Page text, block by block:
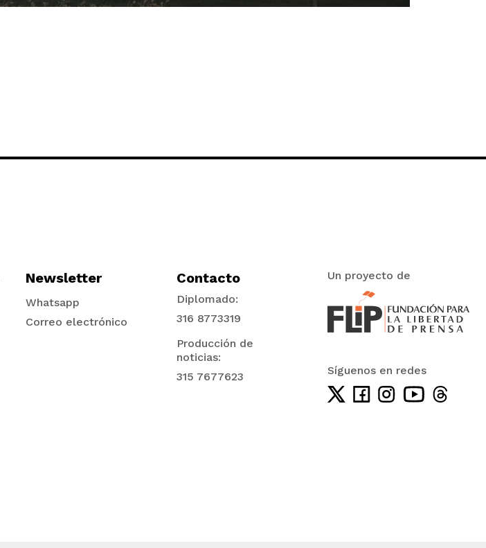
Newsletter
Whatsapp
Correo electrónico
Contacto
Diplomado:
316 8773319
Producción de
noticias:
315 7677623
Un proyecto de
Síguenos en redes